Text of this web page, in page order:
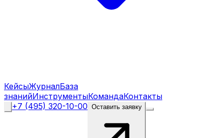
КейсыЖурналБаза
знанийИнструментыКомандаКонтакты
+7 (495) 320-10-00 Оставить заявку